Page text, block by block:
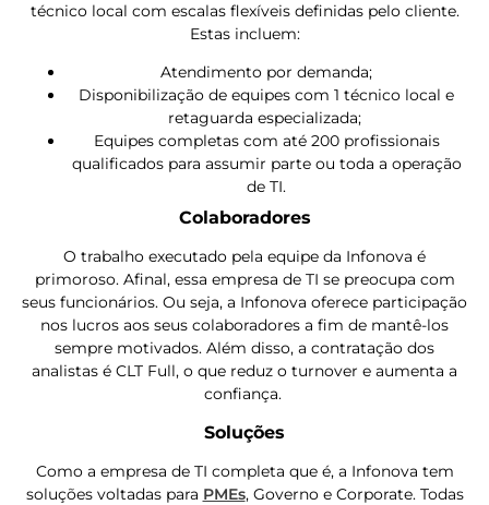
técnico local com escalas flexíveis definidas pelo cliente.
Estas incluem:
Atendimento por demanda;
Disponibilização de equipes com 1 técnico local e
retaguarda especializada;
Equipes completas com até 200 profissionais
qualificados para assumir parte ou toda a operação
de TI.
Colaboradores
O trabalho executado pela equipe da Infonova é
primoroso. Afinal, essa empresa de TI se preocupa com
seus funcionários. Ou seja, a Infonova oferece participação
nos lucros aos seus colaboradores a fim de mantê-los
sempre motivados. Além disso, a contratação dos
analistas é CLT Full, o que reduz o turnover e aumenta a
confiança.
Soluções
Como a empresa de TI completa que é, a Infonova tem
soluções voltadas para PMEs, Governo e Corporate. Todas